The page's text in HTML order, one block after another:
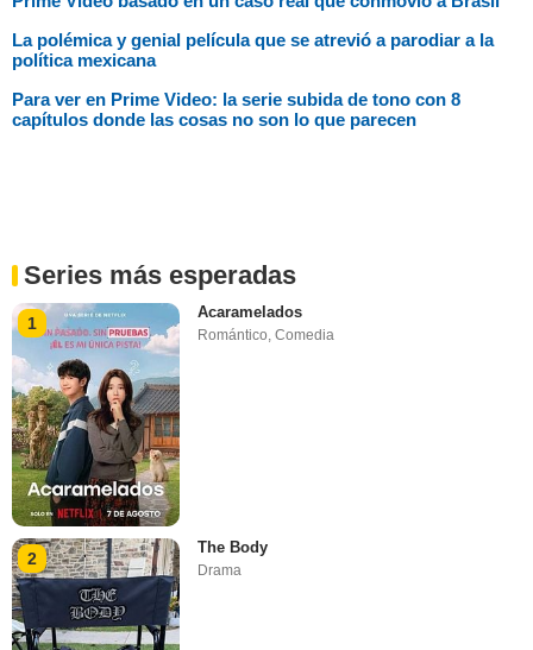
La polémica y genial película que se atrevió a parodiar a la
política mexicana
Para ver en Prime Video: la serie subida de tono con 8
capítulos donde las cosas no son lo que parecen
Series más esperadas
1
Acaramelados
Romántico ,Comedia
2
The Body
Drama